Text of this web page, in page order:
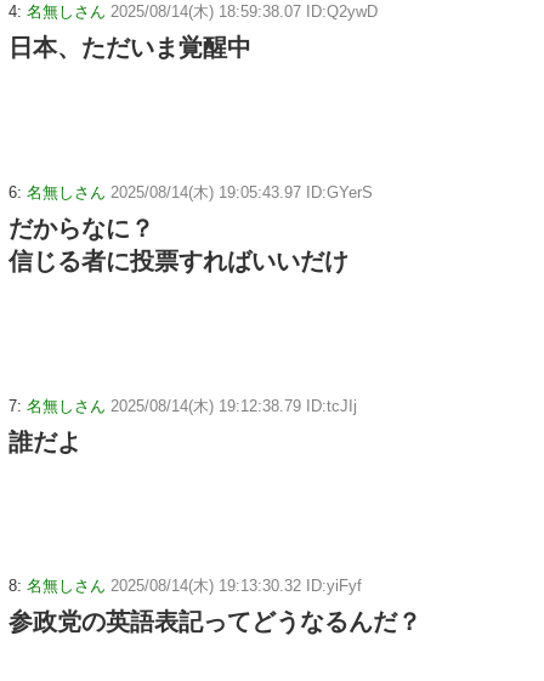
4: 名無しさん 2025/08/14(木) 18:59:38.07 ID:Q2ywD
日本、ただいま覚醒中
6: 名無しさん 2025/08/14(木) 19:05:43.97 ID:GYerS
だからなに？
信じる者に投票すればいいだけ
7: 名無しさん 2025/08/14(木) 19:12:38.79 ID:tcJIj
誰だよ
8: 名無しさん 2025/08/14(木) 19:13:30.32 ID:yiFyf
参政党の英語表記ってどうなるんだ？